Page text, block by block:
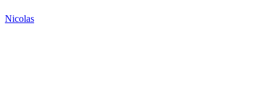
Nicolas